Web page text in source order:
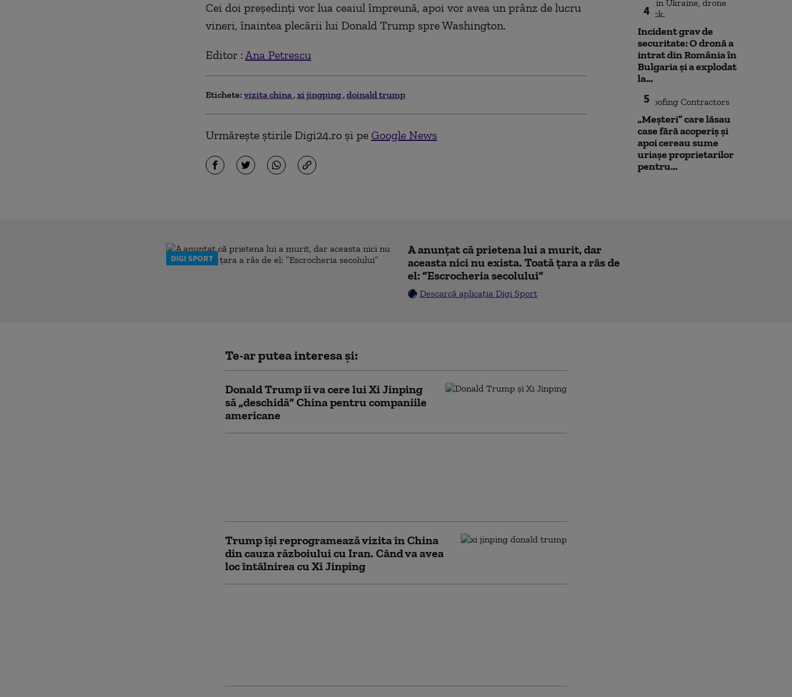
Cei doi preşedinţi vor lua ceaiul împreună, apoi vor avea un prânz de lucru
vineri, înaintea plecării lui Donald Trump spre Washington.
Editor : Ana Petrescu
Etichete: vizita china xi jingping doinald trump
Urmărește știrile Digi24.ro și pe Google News
4
Incident grav de
securitate: O dronă a
intrat din România în
Bulgaria şi a explodat
la...
5
„Meșteri” care lăsau
case fără acoperiș și
apoi cereau sume
uriașe proprietarilor
pentru...
DIGI SPORT
A anunțat că prietena lui a murit, dar
aceasta nici nu exista. Toată țara a râs de
el: ”Escrocheria secolului”
Descarcă aplicația Digi Sport
Te-ar putea interesa și:
Donald Trump îi va cere lui Xi Jinping
să „deschidă” China pentru companiile
americane
Trump își reprogramează vizita în China
din cauza războiului cu Iran. Când va avea
loc întâlnirea cu Xi Jinping